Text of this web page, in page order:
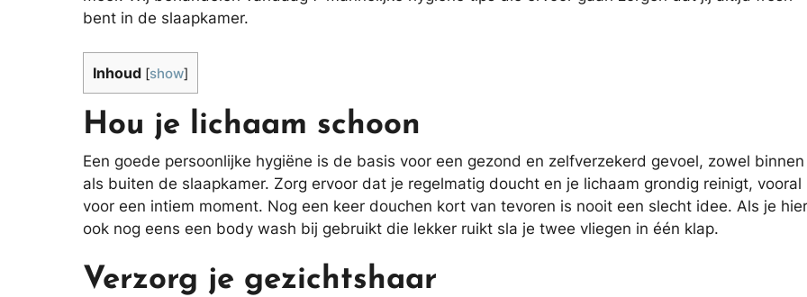
bent in de slaapkamer.
Inhoud [show]
Hou je lichaam schoon
Een goede persoonlijke hygiëne is de basis voor een gezond en zelfverzekerd gevoel, zowel binnen
als buiten de slaapkamer. Zorg ervoor dat je regelmatig doucht en je lichaam grondig reinigt, vooral
voor een intiem moment. Nog een keer douchen kort van tevoren is nooit een slecht idee. Als je hier
ook nog eens een body wash bij gebruikt die lekker ruikt sla je twee vliegen in één klap.
Verzorg je gezichtshaar